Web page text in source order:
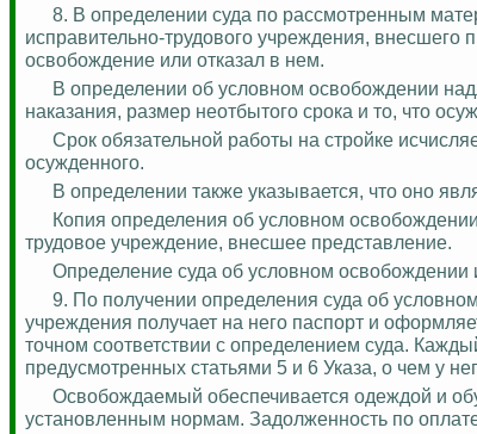
8. В определении суда по рассмотренным
исправительно-трудового учреждения, внесшего
освобождение или отказал в нем.
В определении об условном освобождении
наказания, размер неотбытого срока и то, что
Срок обязательной работы на стройке
осужденного.
В определении также указывается, что оно
Копия определения об условном
трудовое учреждение, внесшее представление.
Определение суда об условном освобождении
9. По получении определения суда об
учреждения получает на него паспорт и
точном соответствии с определением суда.
предусмотренных статьями 5 и 6 Указа, о чем у
Освобождаемый обеспечивается одеждой и
установленным нормам. Задолженность по